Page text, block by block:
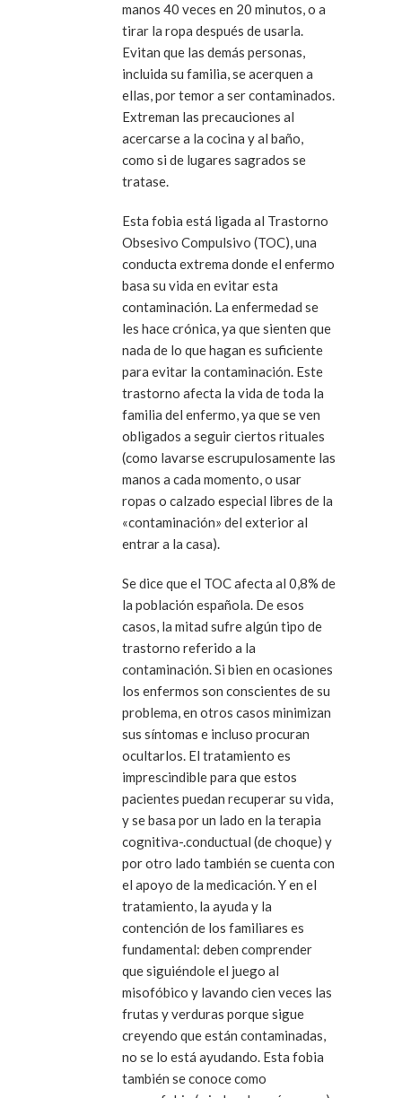
manos 40 veces en 20 minutos, o a
tirar la ropa después de usarla.
Evitan que las demás personas,
incluida su familia, se acerquen a
ellas, por temor a ser contaminados.
Extreman las precauciones al
acercarse a la cocina y al baño,
como si de lugares sagrados se
tratase.
Esta fobia está ligada al Trastorno
Obsesivo Compulsivo (TOC), una
conducta extrema donde el enfermo
basa su vida en evitar esta
contaminación. La enfermedad se
les hace crónica, ya que sienten que
nada de lo que hagan es suficiente
para evitar la contaminación. Este
trastorno afecta la vida de toda la
familia del enfermo, ya que se ven
obligados a seguir ciertos rituales
(como lavarse escrupulosamente las
manos a cada momento, o usar
ropas o calzado especial libres de la
«contaminación» del exterior al
entrar a la casa).
Se dice que el TOC afecta al 0,8% de
la población española. De esos
casos, la mitad sufre algún tipo de
trastorno referido a la
contaminación. Si bien en ocasiones
los enfermos son conscientes de su
problema, en otros casos minimizan
sus síntomas e incluso procuran
ocultarlos. El tratamiento es
imprescindible para que estos
pacientes puedan recuperar su vida,
y se basa por un lado en la terapia
cognitiva-.conductual (de choque) y
por otro lado también se cuenta con
el apoyo de la medicación. Y en el
tratamiento, la ayuda y la
contención de los familiares es
fundamental: deben comprender
que siguiéndole el juego al
misofóbico y lavando cien veces las
frutas y verduras porque sigue
creyendo que están contaminadas,
no se lo está ayudando. Esta fobia
también se conoce como